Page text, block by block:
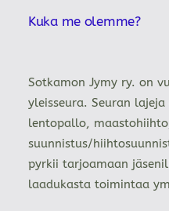
Kuka me olemme?
Sotkamon Jymy ry. on
yleisseura. Seuran
lentopallo,
suunnistus/
pyrkii tarjoamaan
laadukasta toimintaa